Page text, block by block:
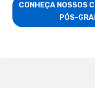
CONHEÇA NOSSOS